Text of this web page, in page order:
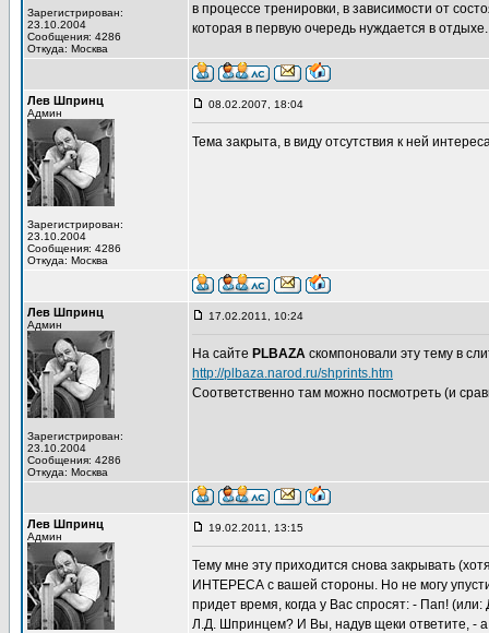
Зарегистрирован:
23.10.2004
Сообщения: 4286
Откуда: Москва
в процессе тренировки, в зависимости от
которая в первую очередь нуждается в отдыхе.
Лев Шпринц
Админ
Зарегистрирован:
23.10.2004
Сообщения: 4286
Откуда: Москва
08.02.2007, 18:04
Тема закрыта, в виду отсутствия к ней
Лев Шпринц
Админ
Зарегистрирован:
23.10.2004
Сообщения: 4286
Откуда: Москва
17.02.2011, 10:24
На сайте PLBAZA скомпоновали эту тему в
http://plbaza.narod.ru/shprints.htm
Соответственно там можно посмотреть (и
Лев Шпринц
Админ
19.02.2011, 13:15
Тему мне эту приходится снова закрывать
ИНТЕРЕСА с вашей стороны. Но не могу
придет время, когда у Вас спросят: - Пап!
Л.Д. Шпринцем? И Вы, надув щеки ответите, -